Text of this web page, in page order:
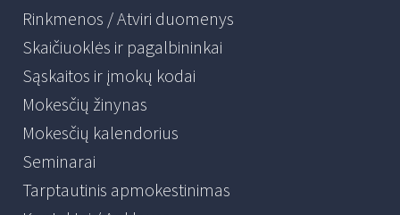
Rinkmenos / Atviri duomenys
Skaičiuoklės ir pagalbininkai
Sąskaitos ir įmokų kodai
Mokesčių žinynas
Mokesčių kalendorius
Seminarai
Tarptautinis apmokestinimas